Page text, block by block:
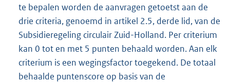
te bepalen worden de aanvragen getoetst aan de
drie criteria, genoemd in artikel 2.5, derde lid, van de
Subsidieregeling circulair Zuid-Holland. Per criterium
kan 0 tot en met 5 punten behaald worden. Aan elk
criterium is een wegingsfactor toegekend. De totaal
behaalde puntenscore op basis van de